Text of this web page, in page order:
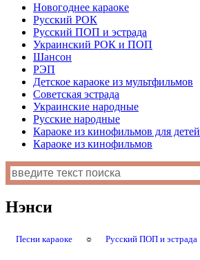
Новогоднее караоке
Русский РОК
Русский ПОП и эстрада
Украинский РОК и ПОП
Шансон
РЭП
Детское караоке из мультфильмов
Советская эстрада
Украинские народные
Русские народные
Караоке из кинофильмов для детей
Караоке из кинофильмов
Нэнси
Песни караоке ☼ Русский ПОП и эстрада